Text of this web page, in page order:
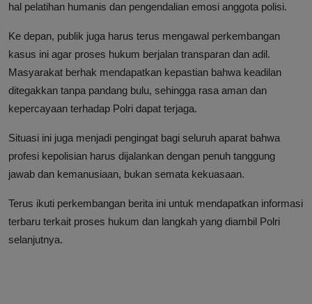
hal pelatihan humanis dan pengendalian emosi anggota polisi.
Ke depan, publik juga harus terus mengawal perkembangan
kasus ini agar proses hukum berjalan transparan dan adil.
Masyarakat berhak mendapatkan kepastian bahwa keadilan
ditegakkan tanpa pandang bulu, sehingga rasa aman dan
kepercayaan terhadap Polri dapat terjaga.
Situasi ini juga menjadi pengingat bagi seluruh aparat bahwa
profesi kepolisian harus dijalankan dengan penuh tanggung
jawab dan kemanusiaan, bukan semata kekuasaan.
Terus ikuti perkembangan berita ini untuk mendapatkan informasi
terbaru terkait proses hukum dan langkah yang diambil Polri
selanjutnya.